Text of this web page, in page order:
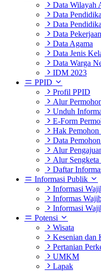
Data Wilayah
Data
Data
Data Pekerjaan
Data Agama
Data Jenis
Data Warga
IDM 2023
PPID
Profil PPID
Alur
Unduh
E-Form
Hak Pemohon
Data
Alur
Alur
Daftar
Informasi Publik
Informasi
Informas
Informasi
Potensi
Wisata
Kesenian dan
Pertanian
UMKM
Lapak